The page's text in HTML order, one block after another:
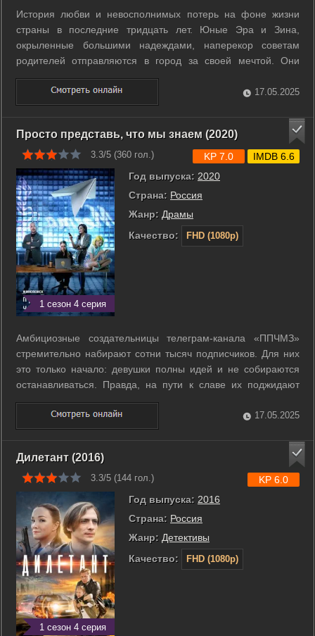
История любви и невосполнимых потерь на фоне жизни
страны в последние тридцать лет. Юные Эра и Зина,
окрыленные большими надеждами, наперекор советам
родителей отправляются в город за своей мечтой. Они
многое пройдут рука об руку, смогут по-настоящему
подружиться, похоронят наивность и иллюзии, переживут
взлеты и падения. И поймут, что главное в ...
17.05.2025
Просто представь, что мы знаем (2020)
3.3/5 (360 гол.)
1 сезон 4 серия
Год выпуска: 2020
Страна: Россия
Жанр: Драмы
Качество:
FHD (1080p)
KP 7.0 IMDB 6.6
Амбициозные создательницы телеграм-канала «ППЧМЗ»
стремительно набирают сотни тысяч подписчиков. Для них
это только начало: девушки полны идей и не собираются
останавливаться. Правда, на пути к славе их поджидают
скандальные разоблачения и просроченные кредиты.
Помочь избавиться от финансовых проблем им предлагает
крупный инвестор, чье ...
17.05.2025
Дилетант (2016)
3.3/5 (144 гол.)
1 сезон 4 серия
Год выпуска: 2016
Страна: Россия
Жанр: Детективы
Качество:
FHD (1080p)
KP 6.0